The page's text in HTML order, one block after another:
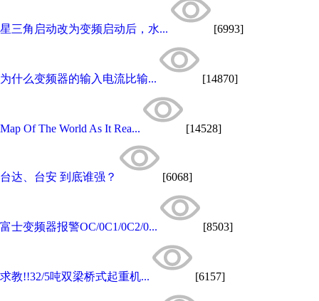
星三角启动改为变频启动后，水... [6993]
为什么变频器的输入电流比输... [14870]
Map Of The World As It Rea... [14528]
台达、台安 到底谁强？ [6068]
富士变频器报警OC/0C1/0C2/0... [8503]
求教!!32/5吨双梁桥式起重机... [6157]